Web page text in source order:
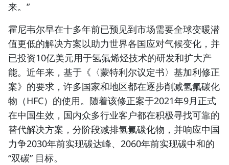
来。”
霍尼韦尔早在十多年前已预见到市场需要全球变暖潜
值更低的解决方案以助力世界各国应对气候变化，并
已投资10亿美元用于氢氟烯烃技术的研发和扩大产
能。近年来，基于《〈蒙特利尔议定书〉基加利修正
案》的要求，许多国家和地区都在逐步削减氢氟碳化
物（HFC）的使用。随着该修正案于2021年9月正式
在中国生效，国内众多行业客户都在积极寻找可靠的
替代解决方案，分阶段减排氢氟碳化物，并响应中国
力争2030年前实现碳达峰、2060年前实现碳中和的
“双碳” 目标。